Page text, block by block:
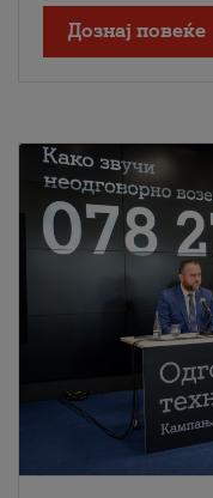
Дознај повеќе